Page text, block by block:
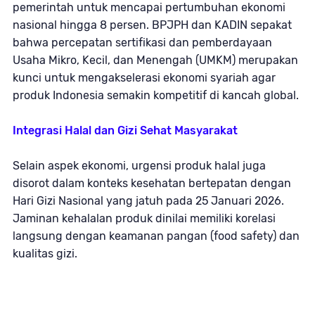
pemerintah untuk mencapai pertumbuhan ekonomi
nasional hingga 8 persen. BPJPH dan KADIN sepakat
bahwa percepatan sertifikasi dan pemberdayaan
Usaha Mikro, Kecil, dan Menengah (UMKM) merupakan
kunci untuk mengakselerasi ekonomi syariah agar
produk Indonesia semakin kompetitif di kancah global.
Integrasi Halal dan Gizi Sehat Masyarakat
Selain aspek ekonomi, urgensi produk halal juga
disorot dalam konteks kesehatan bertepatan dengan
Hari Gizi Nasional yang jatuh pada 25 Januari 2026.
Jaminan kehalalan produk dinilai memiliki korelasi
langsung dengan keamanan pangan (food safety) dan
kualitas gizi.